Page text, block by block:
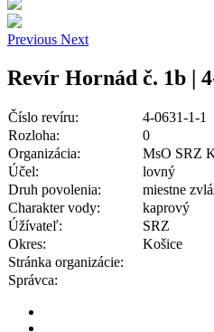
Previous Next
Revír Hornád č. 1b |
Číslo revíru:
4-0631-1-1
Rozloha:
0
Organizácia:
MsO SRZ
Účel:
lovný
Druh povolenia:
miestne
Charakter vody:
kaprový
Úžívateľ:
SRZ
Okres:
Košice
Stránka organizácie:
Správca: